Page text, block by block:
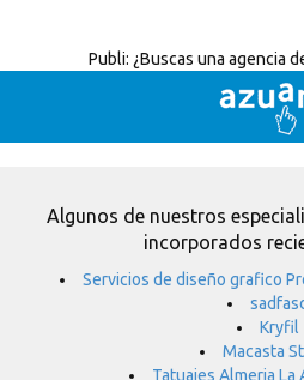
Publi: ¿Buscas una agencia
Algunos de nuestros
incorporados
Servicios de diseño grafico
Kryfil
Macasta
Tatuajes Almeria La